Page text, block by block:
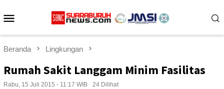
ke
Beranda Lingkungan
Rumah Sakit Langgam Minim Fasilitas
Rabu, 15 Juli 2015 - 11:17 WIB 24 Dilihat